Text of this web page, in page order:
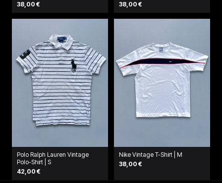
38,00 €
38,00 €
Polo Ralph Lauren Vintage
Polo-Shirt | S
42,00 €
Nike Vintage T-Shirt | M
38,00 €